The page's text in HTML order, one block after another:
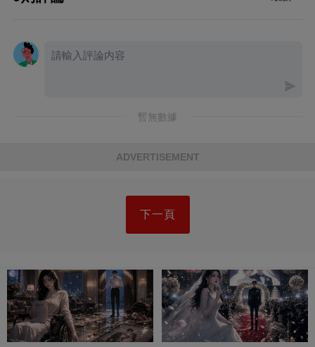
暫無數據
ADVERTISEMENT
下一頁